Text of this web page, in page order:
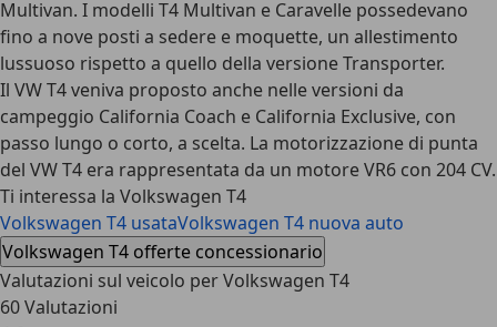
Multivan. I modelli T4 Multivan e Caravelle possedevano
fino a nove posti a sedere e moquette, un allestimento
lussuoso rispetto a quello della versione Transporter.
Il VW T4 veniva proposto anche nelle versioni da
campeggio California Coach e California Exclusive, con
passo lungo o corto, a scelta. La motorizzazione di punta
del VW T4 era rappresentata da un motore VR6 con 204 CV.
Ti interessa la Volkswagen T4
Volkswagen T4 usataVolkswagen T4 nuova auto
Volkswagen T4 offerte concessionario
Valutazioni sul veicolo per Volkswagen T4
60 Valutazioni